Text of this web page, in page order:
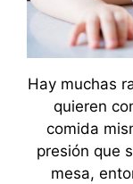
Hay muchas
quieren
comida
presión que
mesa,